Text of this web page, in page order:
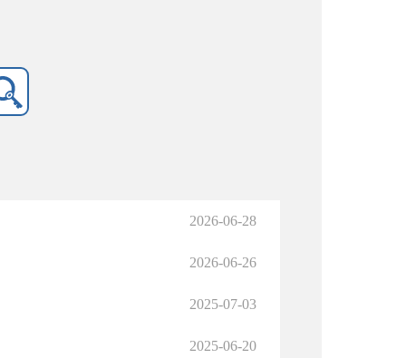
2026-06-28
2026-06-26
2025-07-03
2025-06-20